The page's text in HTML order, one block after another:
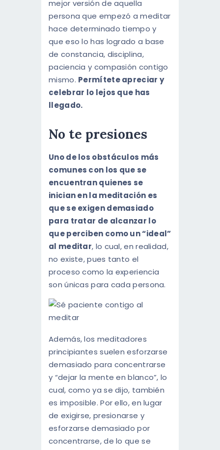
mejor versión de aquella
persona que empezó a meditar
hace determinado tiempo y
que eso lo has logrado a base
de constancia, disciplina,
paciencia y compasión contigo
mismo. Permítete apreciar y
celebrar lo lejos que has
llegado.
No te presiones
Uno de los obstáculos más
comunes con los que se
encuentran quienes se
inician en la meditación es
que se exigen demasiado
para tratar de alcanzar lo
que perciben como un “ideal”
al meditar, lo cual, en realidad,
no existe, pues tanto el
proceso como la experiencia
son únicas para cada persona.
Además, los meditadores
principiantes suelen esforzarse
demasiado para concentrarse
y “dejar la mente en blanco”, lo
cual, como ya se dijo, también
es imposible. Por ello, en lugar
de exigirse, presionarse y
esforzarse demasiado por
concentrarse, de lo que se